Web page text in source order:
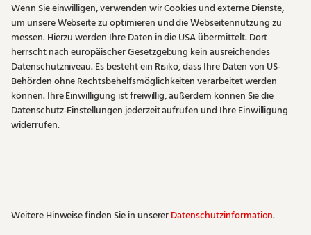
Newsletter
Rechtliches
Impressum
Datenschutz
AGB
Wenn Sie einwilligen, verwenden wir Cookies und externe Dienste,
um unsere Webseite zu optimieren und die Webseitennutzung zu
messen. Hierzu werden Ihre Daten in die USA übermittelt. Dort
herrscht nach europäischer Gesetzgebung kein ausreichendes
Datenschutzniveau. Es besteht ein Risiko, dass Ihre Daten von US-
Behörden ohne Rechtsbehelfsmöglichkeiten verarbeitet werden
können. Ihre Einwilligung ist freiwillig, außerdem können Sie die
Datenschutz-Einstellungen jederzeit aufrufen und Ihre Einwilligung
widerrufen.
Weitere Hinweise finden Sie in unsererDatenschutzinformation.